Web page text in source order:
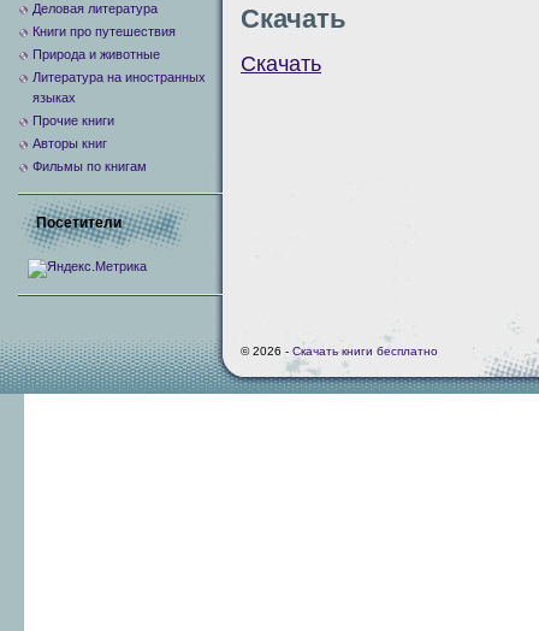
Скачать
Скачать
Деловая литература
Книги про путешествия
Природа и животные
Литература на иностранных
языках
Прочие книги
Авторы книг
Фильмы по книгам
Посетители
© 2026 - Скачать книги бесплатно